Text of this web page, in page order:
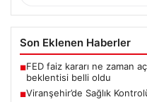
Son Eklenen Haberler
■FED faiz kararı ne zaman
beklentisi belli oldu
■Viranşehir’de Sağlık